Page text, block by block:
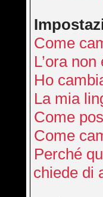
Come
L’ora
Ho
La mia
Come
Come
Perché
chiede di